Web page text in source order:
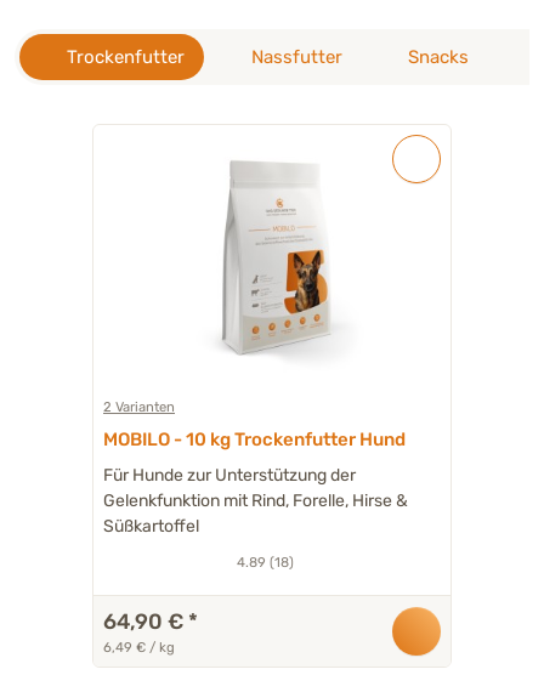
Trockenfutter Nassfutter Snacks
2 Varianten
MOBILO - 10 kg Trockenfutter Hund
Für Hunde zur Unterstützung der
Gelenkfunktion mit Rind, Forelle, Hirse &
Süßkartoffel
4.89 (18)
64,90 € *
6,49 € / kg